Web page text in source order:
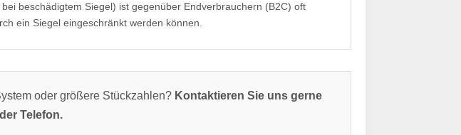
beschädigtem Siegel) ist gegenüber Endverbrauchern (B2C) oft
ein Siegel eingeschränkt werden können.
oder größere Stückzahlen? Kontaktieren Sie uns gerne
Telefon.